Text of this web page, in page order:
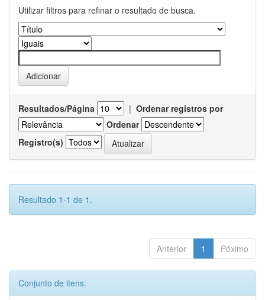
Utilizar filtros para refinar o resultado de busca.
Resultados/Página | Ordenar registros por
Ordenar
Registro(s)
Resultado 1-1 de 1.
Anterior 1 Póximo
Conjunto de itens: